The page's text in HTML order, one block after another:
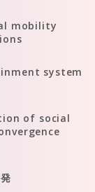
mobility
system
of social